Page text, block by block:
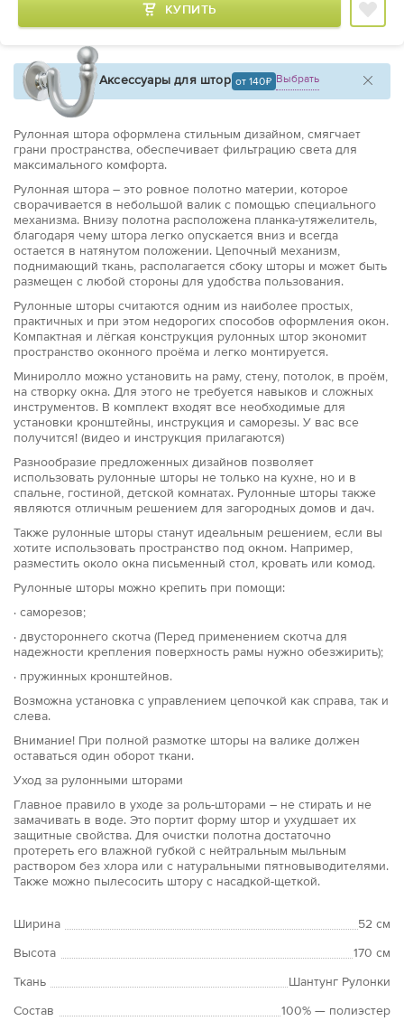
КУПИТЬ
Аксессуары для штор от 140 Выбрать
Рулонная штора оформлена стильным дизайном, смягчает
грани пространства, обеспечивает фильтрацию света для
максимального комфорта.
Рулонная штора – это ровное полотно материи, которое
сворачивается в небольшой валик с помощью специального
механизма. Внизу полотна расположена планка-утяжелитель,
благодаря чему штора легко опускается вниз и всегда
остается в натянутом положении. Цепочный механизм,
поднимающий ткань, располагается сбоку шторы и может быть
размещен с любой стороны для удобства пользования.
Рулонные шторы считаются одним из наиболее простых,
практичных и при этом недорогих способов оформления окон.
Компактная и лёгкая конструкция рулонных штор экономит
пространство оконного проёма и легко монтируется.
Миниролло можно установить на раму, стену, потолок, в проём,
на створку окна. Для этого не требуется навыков и сложных
инструментов. В комплект входят все необходимые для
установки кронштейны, инструкция и саморезы. У вас все
получится! (видео и инструкция прилагаются)
Разнообразие предложенных дизайнов позволяет
использовать рулонные шторы не только на кухне, но и в
спальне, гостиной, детской комнатах. Рулонные шторы также
являются отличным решением для загородных домов и дач.
Также рулонные шторы станут идеальным решением, если вы
хотите использовать пространство под окном. Например,
разместить около окна письменный стол, кровать или комод.
Рулонные шторы можно крепить при помощи:
· саморезов;
· двустороннего скотча (Перед применением скотча для
надежности крепления поверхность рамы нужно обезжирить);
· пружинных кронштейнов.
Возможна установка с управлением цепочкой как справа, так и
слева.
Внимание! При полной размотке шторы на валике должен
оставаться один оборот ткани.
Уход за рулонными шторами
Главное правило в уходе за роль-шторами – не стирать и не
замачивать в воде. Это портит форму штор и ухудшает их
защитные свойства. Для очистки полотна достаточно
протереть его влажной губкой с нейтральным мыльным
раствором без хлора или с натуральными пятновыводителями.
Также можно пылесосить штору с насадкой-щеткой.
Ширина
52 см
Высота
170 см
Ткань
Шантунг Рулонки
Состав
100% — полиэстер